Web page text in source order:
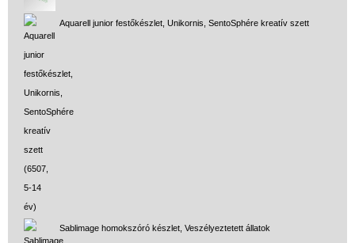
Aquarell junior festőkészlet, Unikornis, SentoSphére kreatív szett
Sablimage homokszóró készlet, Veszélyeztetett állatok